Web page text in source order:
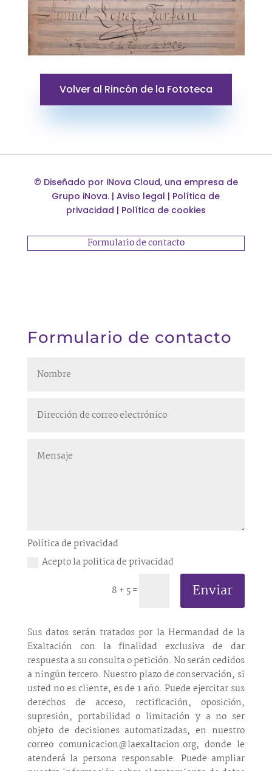
Volver al Rincón de la Fototeca
© Diseñado por iNova Cloud, una empresa de
Grupo iNova. |Aviso legal | Política de
privacidad | Política de cookies
Formulario de contacto
Formulario de contacto
Política de privacidad
Acepto la politica de privacidad
8 + 5= Enviar
Sus datos serán tratados por la Hermandad de la
Exaltación con la finalidad exclusiva de dar
respuesta a su consulta o petición. No serán cedidos
a ningún tercero. Nuestro plazo de conservación, si
usted no es cliente, es de 1 año. Puede ejercitar sus
derechos de acceso, rectificación, oposición,
supresión, portabilidad o limitación y a no ser
objeto de decisiones automatizadas, en nuestro
correo comunicacion@laexaltacion.org, donde le
atenderá la persona responsable. Puede ampliar